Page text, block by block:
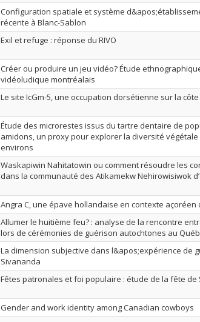
Configuration spatiale et système
récente à Blanc-Sablon
Exil et refuge : réponse du RIVO
Créer ou produire un jeu vidéo? Étude
vidéoludique montréalais
Le site IcGm-5, une occupation dorsétienne sur la
Étude des microrestes issus du tartre dentaire de
amidons, un proxy pour explorer la diversité
environs
Waskapiwin Nahitatowin ou comment résoudre les
dans la communauté des Atikamekw Nehirowisiwok
Angra C, une épave hollandaise en contexte açoréen
Allumer le huitième feu? : analyse de la rencontre
lors de cérémonies de guérison autochtones au
La dimension subjective dans l&apos;expérience de
Sivananda
Fêtes patronales et foi populaire : étude de la fête de
Gender and work identity among Canadian cowboys